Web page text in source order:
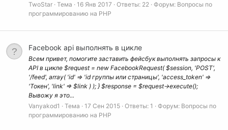
TwoStar Тема 16 Янв 2017 Ответы: 22 Форум: Вопросы по
программированию на РНР
Facebook api выполнять в цикле
Всем привет, помогите заставить фейсбук выполнять запросы к
API в цикле $request = new FacebookRequest( $session, 'POST',
'/feed', array( 'id' => 'id группы или страницы', 'access_token' =>
'Токен', 'link' => $link ) ); } $response = $request->execute();
Вывожу я это...
Vanyakod1
Тема 17 Сен 2015 Ответы: 1 Форум: Вопросы по
программированию на РНР